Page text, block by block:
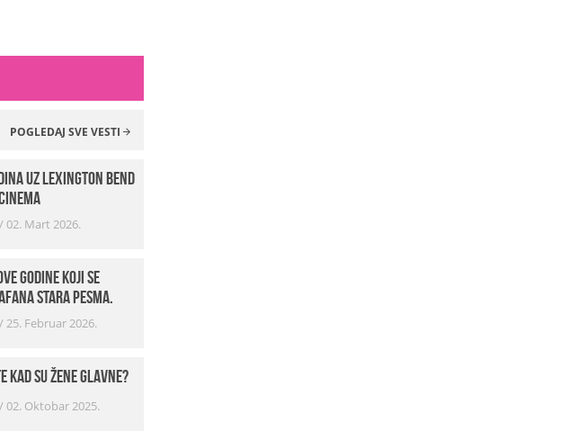
POGLEDAJ SVE VESTI
uz Lexington bend
02. Mart 2026.
godine koji se
Stara pesma.
25. Februar 2026.
kad su žene glavne?
02. Oktobar 2025.